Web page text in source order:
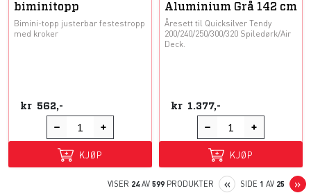
biminitopp
Bimini-topp justerbar festestropp
med kroker
kr 562,-
KJØP
Aluminium Grå 142 cm
Åresett til Quicksilver Tendy
200/240/250/300/320 Spiledørk/Air
Deck.
kr 1.377,-
KJØP
VISER 24AV 599 PRODUKTER «PREVIOUS
SIDE 1 AV 25 »